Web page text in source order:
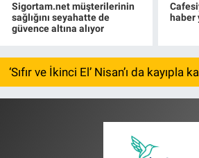
Sigortam.net müşterilerinin
sağlığını seyahatte de
güvence altına alıyor
haber
‘Sıfır ve İkinci El’ Nisan’ı da kayıpla